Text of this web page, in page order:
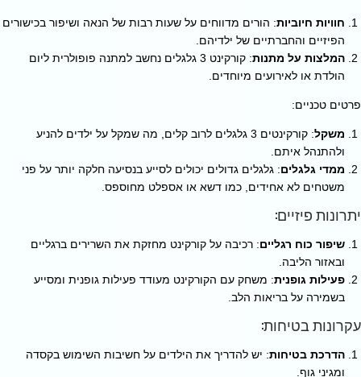
חוויות חיוביות: הורים מדווחים על שעות רבות של הנאה ושיפור בכישורים
הפיזיים והחברתיים של ילדיהם.
המלצות על מתנות
: קורקינט 3 גלגלים נחשב למתנה פופולרית ליום
הולדת או לאירועים מיוחדים.
פרטים טכניים:
משקל
: קורקינטים 3 גלגלים לרוב קלים, מה שמקל על ילדים להניע
ולהתנהל איתם.
ממדי גלגלים: גלגלים גדולים יכולים לסייע בנסיעה חלקה יותר על פני
משטחים לא אחידים, כמו דשא או אספלט מחוספס.
יתרונות פיזיים:
שיפור כוח רגליים: רכיבה על קורקינט מחזקת את השרירים ברגליים
ובאזור הליבה.
פעילות גופנית: משחק עם הקורקינט מעודד פעילות גופנית ומסייע
בשמירה על בריאות הלב.
עקרונות בטיחות:
הדרכת בטיחות: יש להדריך את הילדים על חשיבות השימוש בקסדה
ומגיני גוף.